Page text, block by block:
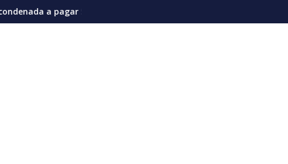
en la actual coyuntura
millones de dólares por afectaciones a la salud mental de los niños